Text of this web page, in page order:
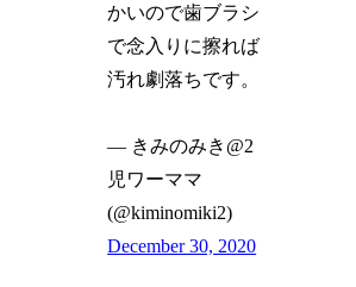
かいので歯ブラシ
で念入りに擦れば
汚れ劇落ちです。
— きみのみき@2
児ワーママ
(@kiminomiki2)
December 30, 2020